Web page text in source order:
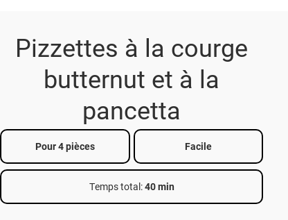
Pizzettes à la courge
butternut et à la
pancetta
Pour 4 pièces Facile
Temps total:40 min